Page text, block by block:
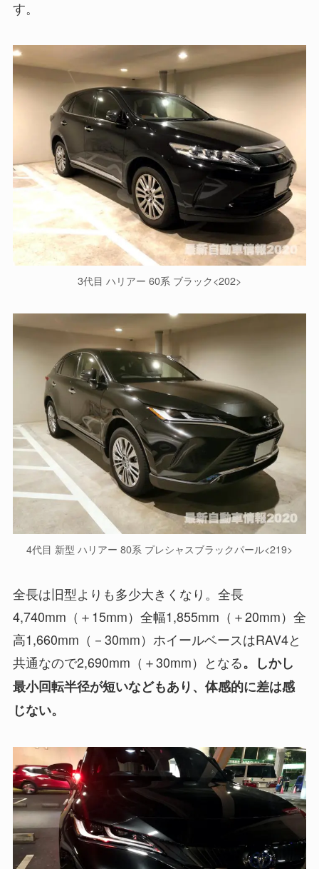
す。
3代目 ハリアー 60系 ブラック<202>
4代目 新型 ハリアー 80系 プレシャスブラックパール<219>
全長は旧型よりも多少大きくなり。全長
4,740mm（＋15mm）全幅1,855mm（＋20mm）全
高1,660mm（－30mm）ホイールベースはRAV4と
共通なので2,690mm（＋30mm）となる。しかし
最小回転半径が短いなどもあり、体感的に差は感
じない。